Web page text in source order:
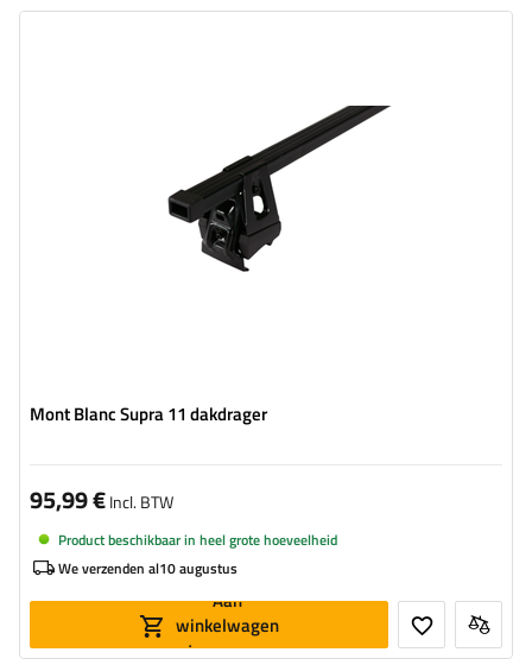
Mont Blanc Supra 11 dakdrager
95,99 €Incl. BTW
Product beschikbaar in heel grote hoeveelheid
We verzenden al10 augustus
Aan
winkelwagen
toevoegen